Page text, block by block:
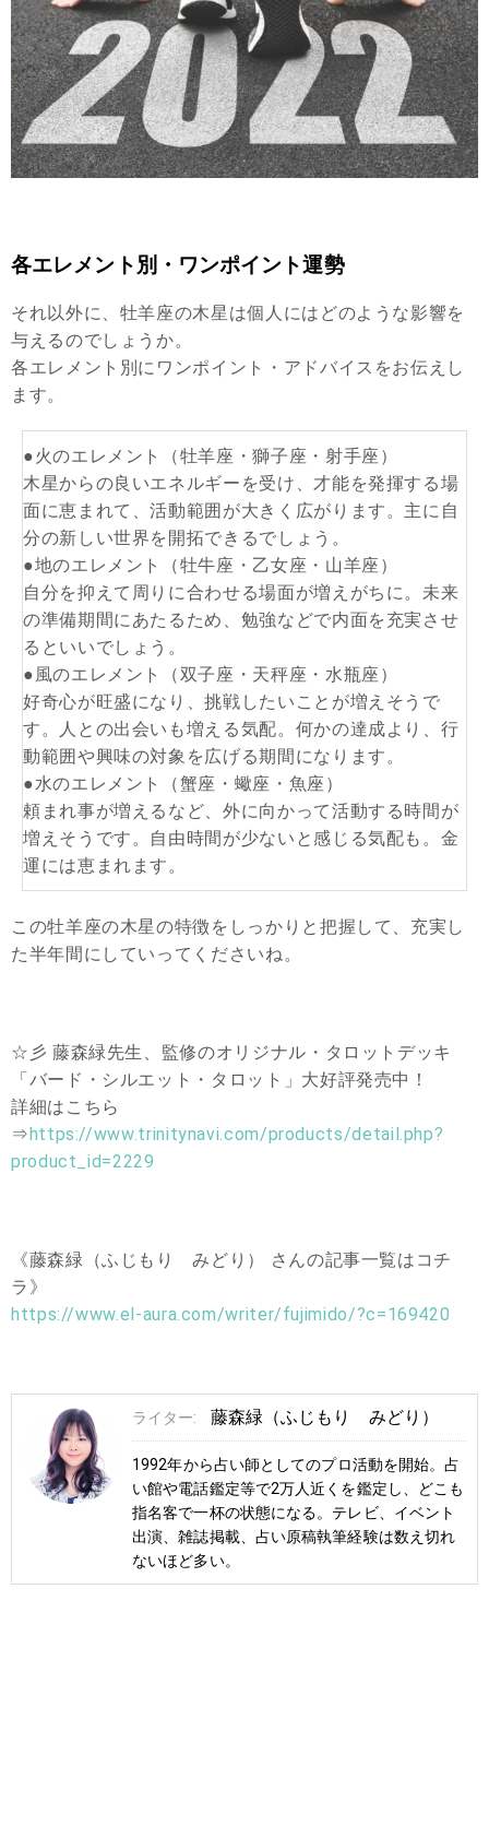
各エレメント別・ワンポイント運勢
それ以外に、牡羊座の木星は個人にはどのような影響を
与えるのでしょうか。
各エレメント別にワンポイント・アドバイスをお伝えし
ます。
●火のエレメント（牡羊座・獅子座・射手座）
木星からの良いエネルギーを受け、才能を発揮する場
面に恵まれて、活動範囲が大きく広がります。主に自
分の新しい世界を開拓できるでしょう。
●地のエレメント（牡牛座・乙女座・山羊座）
自分を抑えて周りに合わせる場面が増えがちに。未来
の準備期間にあたるため、勉強などで内面を充実させ
るといいでしょう。
●風のエレメント（双子座・天秤座・水瓶座）
好奇心が旺盛になり、挑戦したいことが増えそうで
す。人との出会いも増える気配。何かの達成より、行
動範囲や興味の対象を広げる期間になります。
●水のエレメント（蟹座・蠍座・魚座）
頼まれ事が増えるなど、外に向かって活動する時間が
増えそうです。自由時間が少ないと感じる気配も。金
運には恵まれます。
この牡羊座の木星の特徴をしっかりと把握して、充実し
た半年間にしていってくださいね。
☆彡 藤森緑先生、監修のオリジナル・タロットデッキ
「バード・シルエット・タロット」大好評発売中！
詳細はこちら
⇒ https://www.trinitynavi.com/products/detail.php?
product_id=2229
《藤森緑（ふじもり みどり） さんの記事一覧はコチ
ラ》
https://www.el-aura.com/writer/fujimido/?c=169420
ライター: 藤森緑（ふじもり みどり）
1992年から占い師としてのプロ活動を開始。占
い館や電話鑑定等で2万人近くを鑑定し、どこも
指名客で一杯の状態になる。テレビ、イベント
出演、雑誌掲載、占い原稿執筆経験は数え切れ
ないほど多い。